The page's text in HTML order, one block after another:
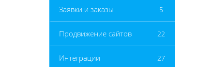
Заявки и заказы 5
Продвижение сайтов 22
Интеграции 27